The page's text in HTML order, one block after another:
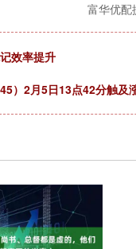
富华优配
效率提升
）2月5日13点42分触及